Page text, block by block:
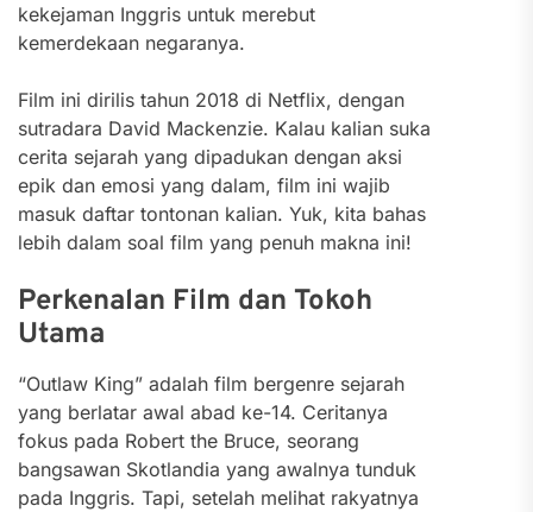
kekejaman Inggris untuk merebut
kemerdekaan negaranya.
Film ini dirilis tahun 2018 di Netflix, dengan
sutradara David Mackenzie. Kalau kalian suka
cerita sejarah yang dipadukan dengan aksi
epik dan emosi yang dalam, film ini wajib
masuk daftar tontonan kalian. Yuk, kita bahas
lebih dalam soal film yang penuh makna ini!
Perkenalan Film dan Tokoh
Utama
“Outlaw King” adalah film bergenre sejarah
yang berlatar awal abad ke-14. Ceritanya
fokus pada Robert the Bruce, seorang
bangsawan Skotlandia yang awalnya tunduk
pada Inggris. Tapi, setelah melihat rakyatnya